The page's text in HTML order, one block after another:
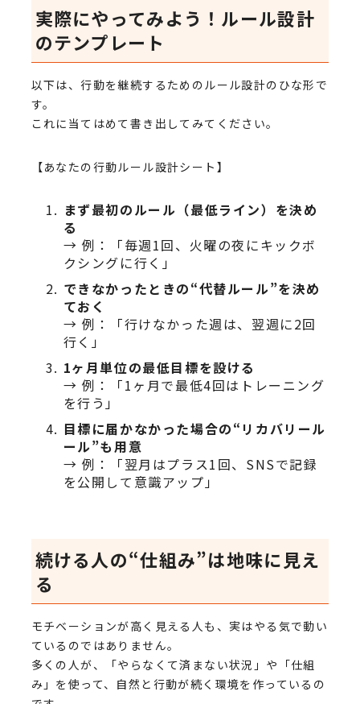
実際にやってみよう！ルール設計
のテンプレート
以下は、行動を継続するためのルール設計のひな形で
す。
これに当てはめて書き出してみてください。
【あなたの行動ルール設計シート】
まず最初のルール（最低ライン）を決め
る
→ 例：「毎週1回、火曜の夜にキックボ
クシングに行く」
できなかったときの“代替ルール”を決め
ておく
→ 例：「行けなかった週は、翌週に2回
行く」
1ヶ月単位の最低目標を設ける
→ 例：「1ヶ月で最低4回はトレーニング
を行う」
目標に届かなかった場合の“リカバリール
ール”も用意
→ 例：「翌月はプラス1回、SNSで記録
を公開して意識アップ」
続ける人の“仕組み”は地味に見え
る
モチベーションが高く見える人も、実はやる気で動い
ているのではありません。
多くの人が、「やらなくて済まない状況」や「仕組
み」を使って、自然と行動が続く環境を作っているの